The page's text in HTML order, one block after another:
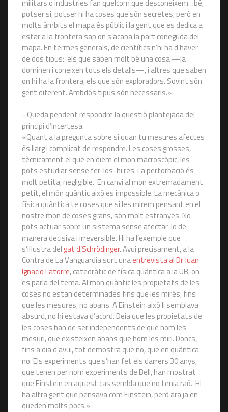
militars o industries fan quelcom que desconeixem…bé,
potser si, potser hi ha coses que són secretes, però en
molts àmbits el mapa és públic i la gent que es dedica a
estar a la frontera sap on s’acaba la part coneguda del
mapa. En termes generals, de científics n’hi ha d’haver
de dos tipus: els que saben molt bé una cosa —la
dominen i coneixen tots els detalls—, i altres que saben
on hi ha la frontera, els que són exploradors. Sovint són
gent diferent. Ambdós tipus són necessaris.»
–Queda pendent respondre la qüestió plantejada del
principi d’incertesa.
«Quant a la pregunta sobre si quan tu mesures afectes
és llarg i complicat de respondre. Les coses grosses,
tècnicament el que en diem el mon macroscòpic, les
pots estudiar sense fer-los-hi res. La pertorbació és
molt petita, negligible. En canvi al mon extremadament
petit, el món quàntic això es impossible. La mecànica o
física quàntica te coses que si les mirem pensant en el
nostre mon de coses grans, són molt estranyes. No
pots actuar sobre un sistema sense afectar-lo de
manera decisiva i irreversible. Hi ha l’exemple que
s’il·lustra del gat d’Schrödinger. Avui precisament, a la
Contra de La Vanguardia surt unaentrevista al Dr Juan
Ignacio Latorre, catedràtic de física quàntica a la UB, on
es parla del tema. Al mon quàntic les propietats de les
coses no estan determinades fins que les mirés, fins
que les mesures, no abans. A Einstein això li semblava
absurd, no hi estava d’acord. Deia que les propietats de
les coses han de ser independents de que hom les
mesuri, que existeixen abans que hom les miri. Doncs,
fins a dia d’avui, tot demostra que no, que en quàntica
no. Els experiments que s’han fet els darrers 30 anys,
que tenen per nom experiments de Bell, han mostrat
que Einstein en aquest cas sembla que no tenia raó. Hi
ha altra gent que pensava com Einstein, però ara ja en
queden molts pocs.»